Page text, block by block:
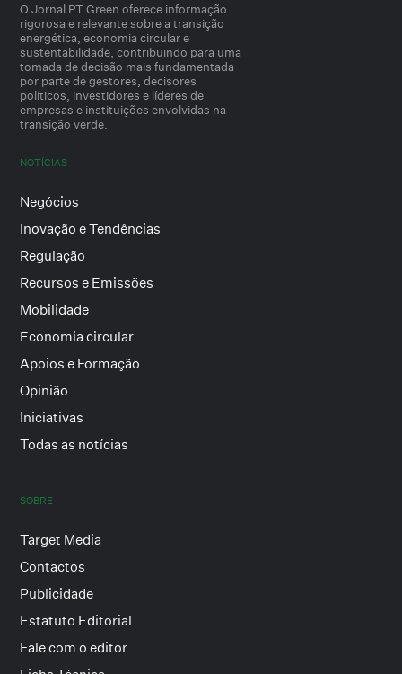
O Jornal PT Green oferece informação
rigorosa e relevante sobre a transição
energética, economia circular e
sustentabilidade, contribuindo para uma
tomada de decisão mais fundamentada
por parte de gestores, decisores
políticos, investidores e líderes de
empresas e instituições envolvidas na
transição verde.
NOTÍCIAS
Negócios
Inovação e Tendências
Regulação
Recursos e Emissões
Mobilidade
Economia circular
Apoios e Formação
Opinião
Iniciativas
Todas as notícias
SOBRE
Target Media
Contactos
Publicidade
Estatuto Editorial
Fale com o editor